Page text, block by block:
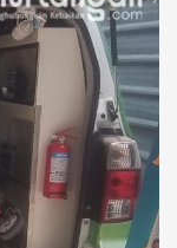
Guru Ngaji di
Menahan Sakit.